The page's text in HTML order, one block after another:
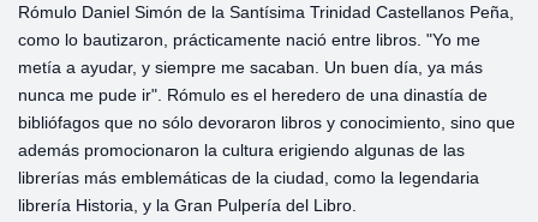
Rómulo Daniel Simón de la Santísima Trinidad Castellanos Peña,
como lo bautizaron, prácticamente nació entre libros. "Yo me
metía a ayudar, y siempre me sacaban. Un buen día, ya más
nunca me pude ir". Rómulo es el heredero de una dinastía de
bibliófagos que no sólo devoraron libros y conocimiento, sino que
además promocionaron la cultura erigiendo algunas de las
librerías más emblemáticas de la ciudad, como la legendaria
librería Historia, y la Gran Pulpería del Libro.